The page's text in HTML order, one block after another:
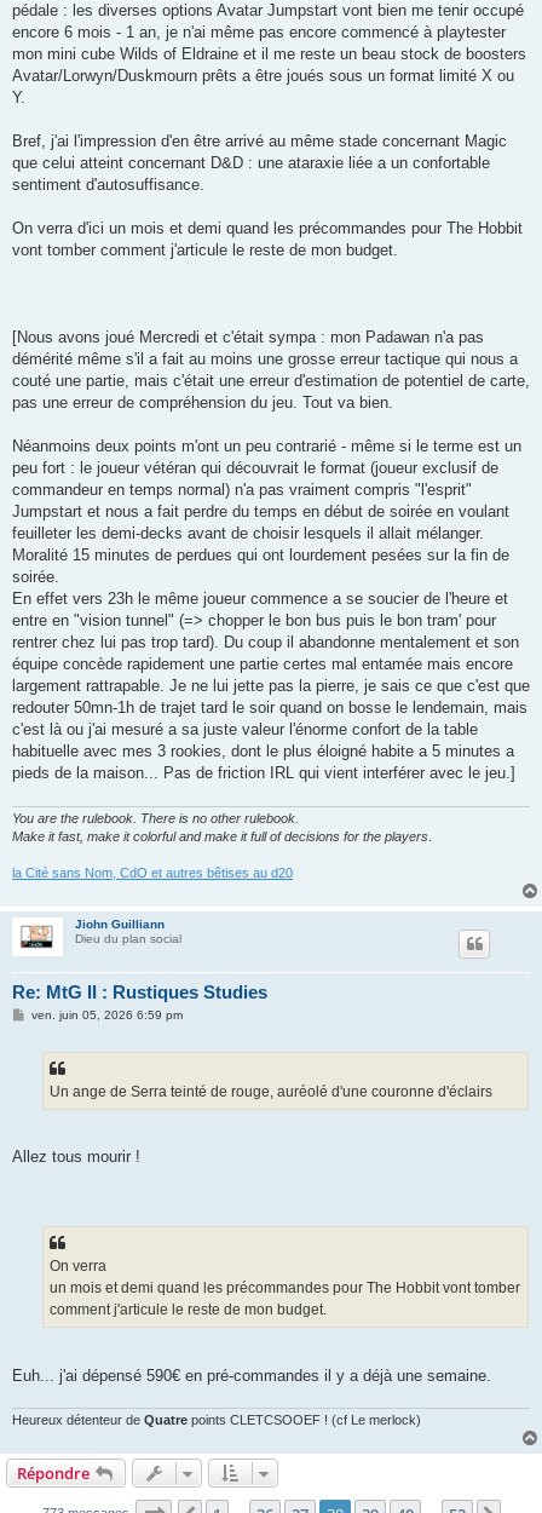
pédale : les diverses options Avatar Jumpstart vont bien me tenir occupé
encore 6 mois - 1 an, je n'ai même pas encore commencé à playtester
mon mini cube Wilds of Eldraine et il me reste un beau stock de boosters
Avatar/Lorwyn/Duskmourn prêts a être joués sous un format limité X ou
Y.
Bref, j'ai l'impression d'en être arrivé au même stade concernant Magic
que celui atteint concernant D&D : une ataraxie liée a un confortable
sentiment d'autosuffisance.
On verra d'ici un mois et demi quand les précommandes pour The Hobbit
vont tomber comment j'articule le reste de mon budget.
[Nous avons joué Mercredi et c'était sympa : mon Padawan n'a pas
démérité même s'il a fait au moins une grosse erreur tactique qui nous a
couté une partie, mais c'était une erreur d'estimation de potentiel de carte,
pas une erreur de compréhension du jeu. Tout va bien.
Néanmoins deux points m'ont un peu contrarié - même si le terme est un
peu fort : le joueur vétéran qui découvrait le format (joueur exclusif de
commandeur en temps normal) n'a pas vraiment compris "l'esprit"
Jumpstart et nous a fait perdre du temps en début de soirée en voulant
feuilleter les demi-decks avant de choisir lesquels il allait mélanger.
Moralité 15 minutes de perdues qui ont lourdement pesées sur la fin de
soirée.
En effet vers 23h le même joueur commence a se soucier de l'heure et
entre en "vision tunnel" (=> chopper le bon bus puis le bon tram' pour
rentrer chez lui pas trop tard). Du coup il abandonne mentalement et son
équipe concède rapidement une partie certes mal entamée mais encore
largement rattrapable. Je ne lui jette pas la pierre, je sais ce que c'est que
redouter 50mn-1h de trajet tard le soir quand on bosse le lendemain, mais
c'est là ou j'ai mesuré a sa juste valeur l'énorme confort de la table
habituelle avec mes 3 rookies, dont le plus éloigné habite a 5 minutes a
pieds de la maison... Pas de friction IRL qui vient interférer avec le jeu.]
You are the rulebook. There is no other rulebook.
Make it fast, make it colorful and make it full of decisions for the players
la Cité sans Nom, CdO et autres bêtises au d20
Jiohn Guilliann
Dieu du plan social
Re: MtG II : Rustiques Studies
Mven. juin 05, 2026 6:59 pm
Un ange de Serra teinté de rouge, auréolé d'une couronne d'éclairs
Allez tous mourir !
On verra
un mois et demi quand les précommandes pour The Hobbit vont tomber
comment j'articule le reste de mon budget.
Euh... j'ai dépensé 590€ en pré-commandes il y a déjà une semaine.
Heureux détenteur de Quatre points CLETCSOOEF ! (cf Le merlock)
Répondre